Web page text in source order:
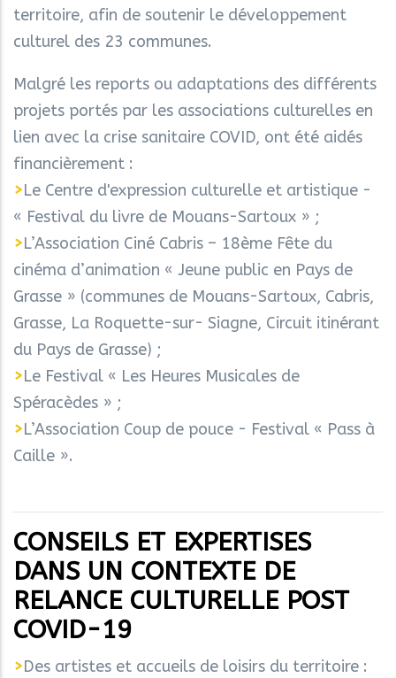
territoire, afin de soutenir le développement
culturel des 23 communes.
Malgré les reports ou adaptations des différents
projets portés par les associations culturelles en
lien avec la crise sanitaire COVID, ont été aidés
financièrement :
>Le Centre d'expression culturelle et artistique -
« Festival du livre de Mouans-Sartoux » ;
>L’Association Ciné Cabris – 18ème Fête du
cinéma d’animation « Jeune public en Pays de
Grasse » (communes de Mouans-Sartoux, Cabris,
Grasse, La Roquette-sur- Siagne, Circuit itinérant
du Pays de Grasse) ;
>Le Festival « Les Heures Musicales de
Spéracèdes » ;
>L’Association Coup de pouce - Festival « Pass à
Caille ».
CONSEILS ET EXPERTISES
DANS UN CONTEXTE DE
RELANCE CULTURELLE POST
COVID-19
>Des artistes et accueils de loisirs du territoire :